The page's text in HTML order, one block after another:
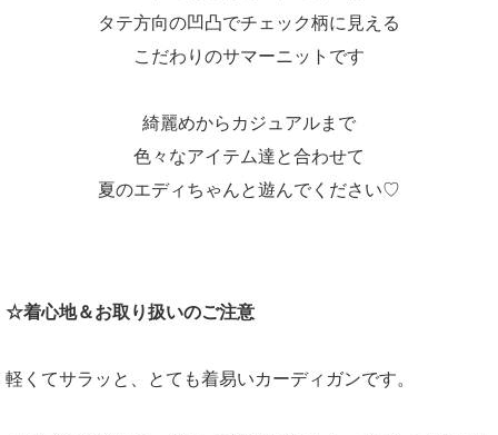
タテ方向の凹凸でチェック柄に見える
こだわりのサマーニットです
綺麗めからカジュアルまで
色々なアイテム達と合わせて
夏のエディちゃんと遊んでください♡
☆着心地＆お取り扱いのご注意
軽くてサラッと、とても着易いカーディガンです。